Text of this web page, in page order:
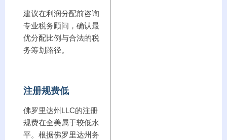
建议在利润分配前咨询
专业税务顾问，确认最
优分配比例与合法的税
务筹划路径。
注册规费低
佛罗里达州LLC的注册
规费在全美属于较低水
平。根据佛罗里达州务